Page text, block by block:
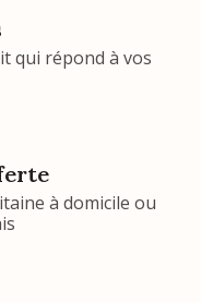
qui répond à vos
à domicile ou